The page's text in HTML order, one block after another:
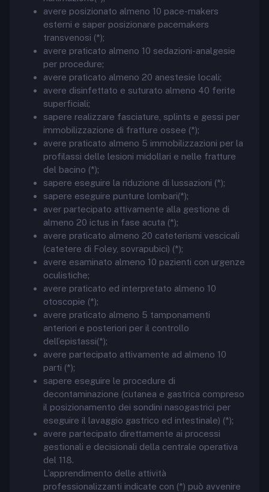
avere posizionato almeno 10 pace-makers
esterni e saper posizionare pacemakers
transvenosi (*);
avere praticato almeno 10 sedazioni-analgesie
per procedure;
avere praticato almeno 20 anestesie locali;
avere disinfettato e suturato almeno 40 ferite
superficiali;
sapere realizzare fasciature, splints e gessi per
immobilizzazione di fratture ossee (*);
avere praticato almeno 5 immobilizzazioni per la
profilassi delle lesioni midollari e nelle fratture
del bacino (*);
sapere eseguire la riduzione di lussazioni (*);
sapere eseguire punture lombari(*);
aver partecipato attivamente alla gestione di
almeno 20 ictus in fase acuta (*);
avere praticato almeno 20 cateterismi vescicali
(catetere di Foley, sovrapubici) (*);
avere esaminato almeno 10 pazienti con urgenze
oculistiche;
avere praticato ed interpretato almeno 10
otoscopie (*);
avere praticato almeno 5 tamponamenti
anteriori e posteriori per il controllo
dell’epistassi(*);
avere partecipato attivamente ad almeno 10
parti (*);
sapere eseguire le procedure di
decontaminazione (cutanea e gastrica compreso
il posizionamento dei sondini nasogastrici per
eseguire il lavaggio gastrico ed intestinale) (*);
avere partecipato direttamente ai processi
gestionali e decisionali della centrale operativa
del 118.
L’apprendimento delle attività
professionalizzanti indicate con (*) può avvenire